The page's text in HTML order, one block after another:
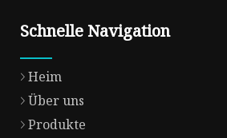
Schnelle Navigation
Heim
Über uns
Produkte